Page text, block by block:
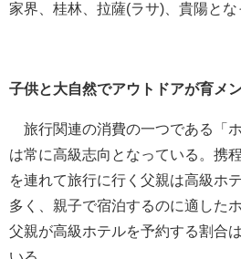
家界、桂林、拉薩(ラサ)、貴陽とな
子供と大自然でアウトドアが育メ
旅行関連の消費の一つである「
は常に高級志向となっている。携
を連れて旅行に行く父親は高級ホ
多く、親子で宿泊するのに適した
父親が高級ホテルを予約する割合